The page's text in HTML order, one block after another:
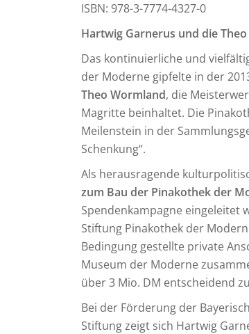
ISBN: 978-3-7774-4327-0
Hartwig Garnerus und die
Das kontinuierliche und
der Moderne gipfelte in der
Theo Wormland, die
Magritte beinhaltet. Die
Meilenstein in der
Schenkung“.
Als herausragende
zum Bau der Pinakothek der
Spendenkampagne eingeleitet
Stiftung Pinakothek der
Bedingung gestellte private
Museum der Moderne
über 3 Mio. DM entscheidend
Bei der Förderung der
Stiftung zeigt sich Hartwig